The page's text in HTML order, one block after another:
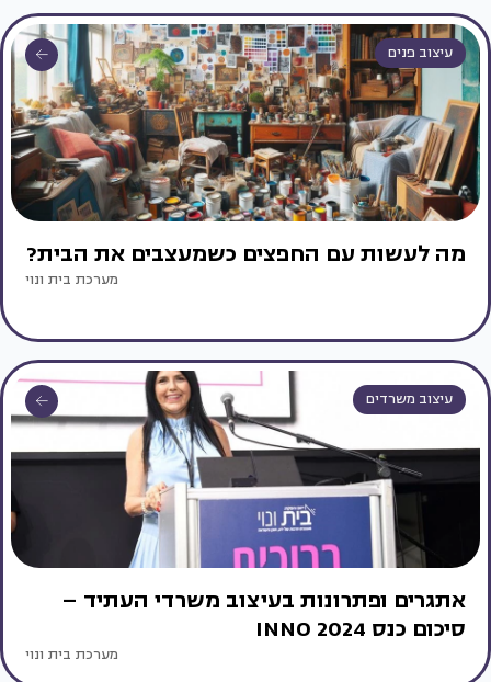
עיצוב פנים
מה לעשות עם החפצים כשמעצבים את הבית?
מערכת בית ונוי
עיצוב משרדים
אתגרים ופתרונות בעיצוב משרדי העתיד –
סיכום כנס INNO 2024
מערכת בית ונוי